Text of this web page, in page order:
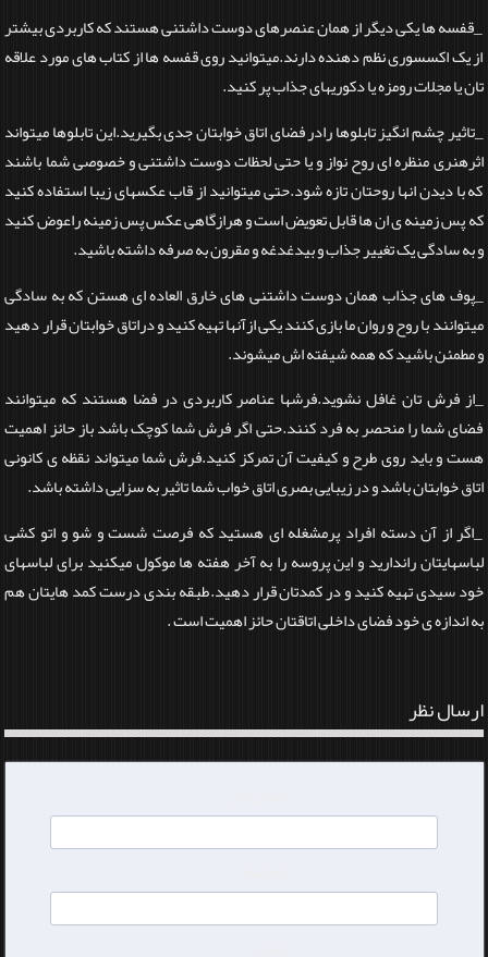
_قفسه ها یکی دیگر از همان عنصرهای دوست داشتنی هستند که کاربردی بیشتر
از یک اکسسوری نظم دهنده دارند.میتوانید روی قفسه ها از کتاب های مورد علاقه
تان یا مجلات رومزه یا دکوریهای جذاب پر کنید.
_تاثیر چشم انگیز تابلوها رادر فضای اتاق خوابتان جدی بگیرید.این تابلوها میتواند
اثرهنری منظره ای روح نواز و یا حتی لحظات دوست داشتنی و خصوصی شما باشند
که با دیدن انها روحتان تازه شود.حتی میتوانید از قاب عکسهای زیبا استفاده کنید
که پس زمینه ی ان ها قابل تعویض است و هرازگاهی عکس پس زمینه راعوض کنید
و به سادگی یک تغییر جذاب و بیدغدغه و مقرون به صرفه داشته باشید.
_پوف های جذاب همان دوست داشتنی های خارق العاده ای هستن که به سادگی
میتوانند با روح و روان ما بازی کنند یکی ازآنها تهیه کنید و دراتاق خوابتان قرار دهید
و مطمئن باشید که همه شیفته اش میشوند.
_از فرش تان غافل نشوید.فرشها عناصر کاربردی در فضا هستند که میتوانند
فضای شما را منحصر به فرد کنند.حتی اگر فرش شما کوچک باشد باز حائز اهمیت
هست و باید روی طرح و کیفیت آن تمرکز کنید.فرش شما میتواند نقظه ی کانونی
اتاق خوابتان باشد و در زیبایی بصری اتاق خواب شما تاثیر به سزایی داشته باشد.
_اگر از آن دسته افراد پرمشغله ای هستید که فرصت شست و شو و اتو کشی
لباسهایتان راندارید و این پروسه را به آخر هفته ها موکول میکنید برای لباسهای
خود سیدی تهیه کنید و در کمدتان قرار دهید.طبقه بندی درست کمد هایتان هم
به اندازه ی خود فضای داخلی اتاقتان حائز اهمیت است .
ارسال نظر